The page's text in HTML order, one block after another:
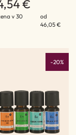
€
v 30
od
46,05 €
-20%